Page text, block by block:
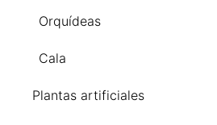
Orquídeas
Cala
Plantas artificiales